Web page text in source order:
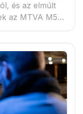
és az elmúlt
az MTVA M5